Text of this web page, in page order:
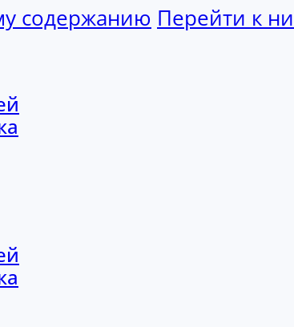
содержанию Перейти к